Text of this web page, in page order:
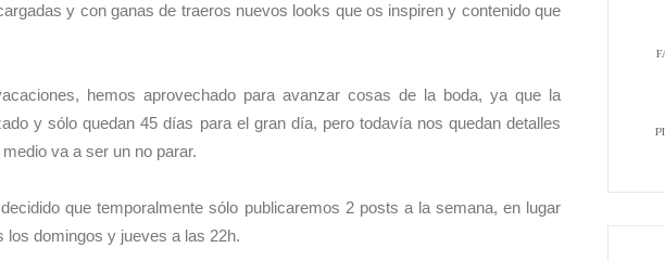
y con ganas de traeros nuevos looks que os inspiren y contenido que
hemos aprovechado para avanzar cosas de la boda, ya que la
y sólo quedan 45 días para el gran día, pero todavía nos quedan detalles
va a ser un no parar.
que temporalmente sólo publicaremos 2 posts a la semana, en lugar
los domingos y jueves a las 22h.